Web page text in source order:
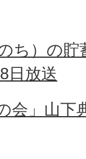
ち）の貯
日放送
会」山